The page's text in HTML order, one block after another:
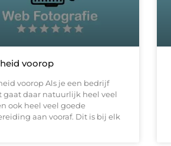
voorop
voorop Als je een bedrijf
gaat daar natuurlijk heel veel
ook heel veel goede
aan vooraf. Dit is bij elk